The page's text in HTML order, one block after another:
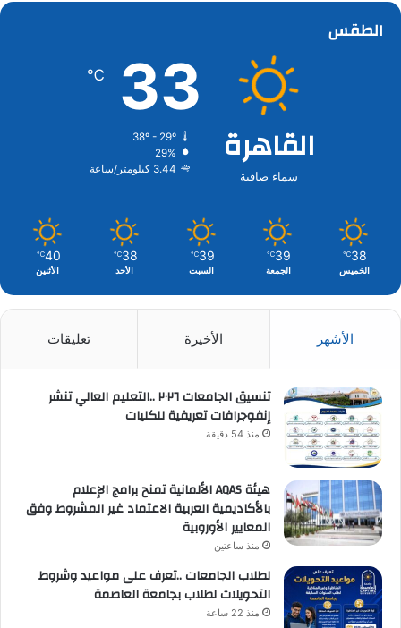
الطقس
القاهرة
سماء صافية
33
℃
38º - 29º
29%
3.44 كيلومتر/ساعة
38
℃
الخميس
39
℃
الجمعة
39
℃
السبت
38
℃
الأحد
40
℃
الأثنين
الأشهر الأخيرة تعليقات
تنسيق الجامعات ٢٠٢٦ ..التعليم العالي تنشر
إنفوجرافات تعريفية للكليات
منذ 54 دقيقة
هيئة AQAS الألمانية تمنح برامج الإعلام
بالأكاديمية العربية الاعتماد غير المشروط وفق
المعايير الأوروبية
منذ ساعتين
لطلاب الجامعات ..تعرف على مواعيد وشروط
التحويلات لطلاب بجامعة العاصمة
منذ 22 ساعة